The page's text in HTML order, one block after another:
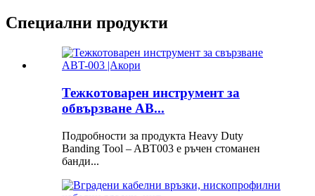
Специални продукти
Тежкотоварен инструмент за
обвързване AB...
Подробности за продукта Heavy Duty
Banding Tool – ABT003 е ръчен стоманен
банди...